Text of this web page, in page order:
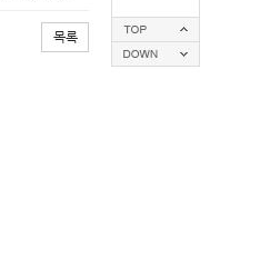
목록